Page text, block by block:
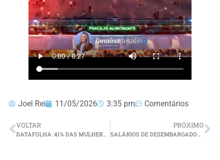
Joel Rei 11/05/2026 3:35 pm Comentários
VOLTAR
DATAFOLHA: 41% DAS MULHERES DEIXARAM DE SAIR À NOITE POR MEDO DA VIOLÊNCIA
PRÓXIMO
SALÁRIOS DE DESEMBARGADORES DO TJRN CAEM 15,3% APÓS CORTE DE “PENDURICALHOS”